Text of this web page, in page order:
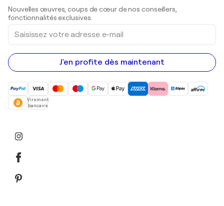
Peintures acryliques
Nouvelles œuvres, coups de cœur de nos conseillers,
fonctionnalités exclusives.
Saisissez
votre
adresse
e-
mail
J'en profite dès maintenant
Virement
bancaire